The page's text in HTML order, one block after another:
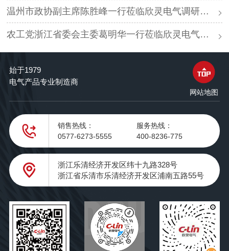
温州市政协副主席陈胜峰一行莅临欣灵电气调研指导
农工党浙江省委会主委葛明华一行莅临欣灵电气考察调研
始于1979
电气产品专业制造商
网站地图
销售热线：
0577-6273-5555
服务热线：
400-8236-775
浙江乐清经济开发区纬十九路328号
浙江省乐清市乐清经济开发区浦南五路55号